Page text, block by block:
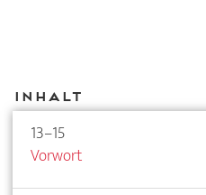
Inhalt
13–15
Vorwort